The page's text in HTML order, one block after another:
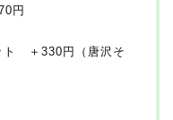
円
ト ＋330円（唐沢そ